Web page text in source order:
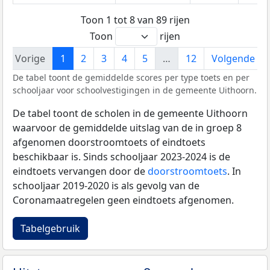
Toon 1 tot 8 van 89 rijen
Toon
rijen
Vorige
1 2 3 4 5 … 12 Volgende
De tabel toont de gemiddelde scores per type toets en per
schooljaar voor schoolvestigingen in de gemeente Uithoorn.
De tabel toont de scholen in de gemeente Uithoorn
waarvoor de gemiddelde uitslag van de in groep 8
afgenomen doorstroomtoets of eindtoets
beschikbaar is. Sinds schooljaar 2023-2024 is de
eindtoets vervangen door dedoorstroomtoets. In
schooljaar 2019-2020 is als gevolg van de
Coronamaatregelen geen eindtoets afgenomen.
Tabelgebruik